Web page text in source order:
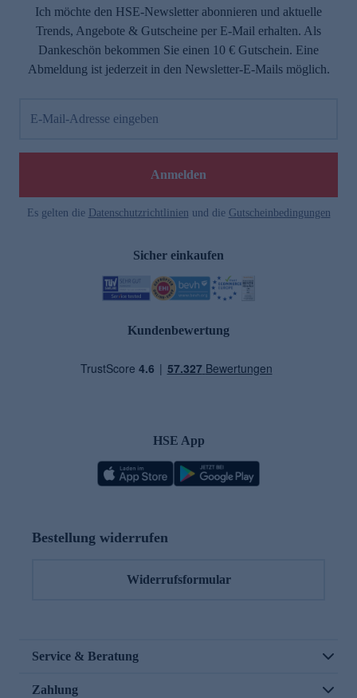
Ich möchte den HSE-Newsletter abonnieren und aktuelle
Trends, Angebote & Gutscheine per E-Mail erhalten. Als
Dankeschön bekommen Sie einen 10 € Gutschein. Eine
Abmeldung ist jederzeit in den Newsletter-E-Mails möglich.
E-Mail-Adresse eingeben
Anmelden
Es gelten die Datenschutzrichtlinien und die Gutscheinbedingungen
Sicher einkaufen
Kundenbewertung
HSE App
Bestellung widerrufen
Widerrufsformular
Service & Beratung
Zahlung